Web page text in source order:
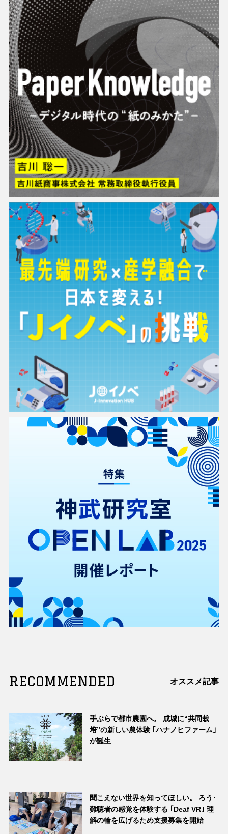
RECOMMENDED オススメ記事
手ぶらで都市農園へ。 成城に“共同栽
培”の新しい農体験 ｢ハナノヒファーム｣
が誕生
聞こえない世界を知ってほしい。 ろう･
難聴者の感覚を体験する ｢Deaf VR｣ 理
解の輪を広げるため支援募集を開始